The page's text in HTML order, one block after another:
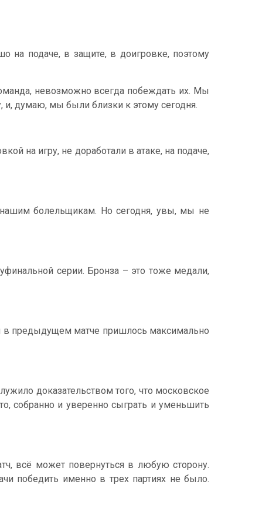
подаче, в защите, в доигровке, поэтому
невозможно всегда побеждать их. Мы
и, думаю, мы были близки к этому сегодня.
на игру, не доработали в атаке, на подаче,
болельщикам. Но сегодня, увы, мы не
серии. Бронза – это тоже медали,
в предыдущем матче пришлось максимально
доказательством того, что московское
собранно и уверенно сыграть и уменьшить
всё может повернуться в любую сторону.
победить именно в трех партиях не было.